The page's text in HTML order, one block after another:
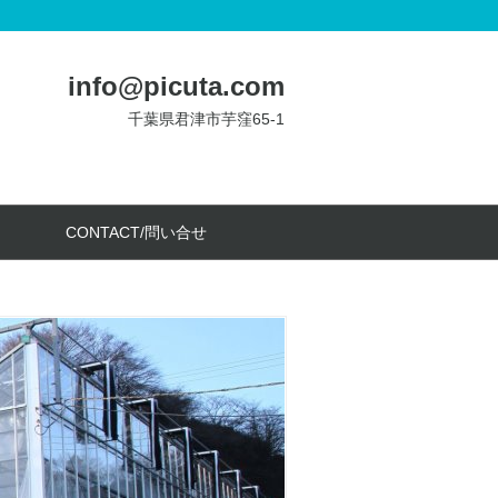
info@picuta.com
千葉県君津市芋窪65-1
CONTACT/問い合せ